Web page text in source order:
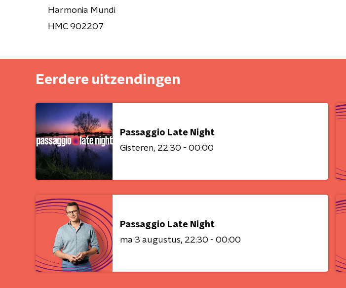
Harmonia Mundi
HMC 902207
Eerdere uitzendingen
Passaggio Late Night
Gisteren 22:30 - 00:00
Passaggio Late Night
ma 3 augustus 22:30 - 00:00